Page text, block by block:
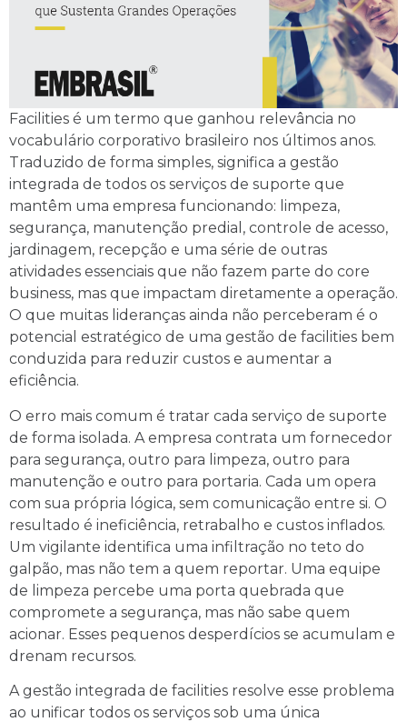
Facilities é um termo que ganhou relevância no
vocabulário corporativo brasileiro nos últimos anos.
Traduzido de forma simples, significa a gestão
integrada de todos os serviços de suporte que
mantêm uma empresa funcionando: limpeza,
segurança, manutenção predial, controle de acesso,
jardinagem, recepção e uma série de outras
atividades essenciais que não fazem parte do core
business, mas que impactam diretamente a operação.
O que muitas lideranças ainda não perceberam é o
potencial estratégico de uma gestão de facilities bem
conduzida para reduzir custos e aumentar a
eficiência.
O erro mais comum é tratar cada serviço de suporte
de forma isolada. A empresa contrata um fornecedor
para segurança, outro para limpeza, outro para
manutenção e outro para portaria. Cada um opera
com sua própria lógica, sem comunicação entre si. O
resultado é ineficiência, retrabalho e custos inflados.
Um vigilante identifica uma infiltração no teto do
galpão, mas não tem a quem reportar. Uma equipe
de limpeza percebe uma porta quebrada que
compromete a segurança, mas não sabe quem
acionar. Esses pequenos desperdícios se acumulam e
drenam recursos.
A gestão integrada de facilities resolve esse problema
ao unificar todos os serviços sob uma única